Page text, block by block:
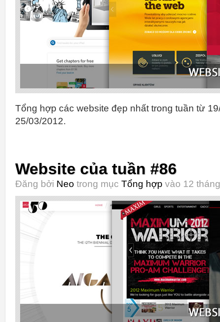
Tổng hợp các website đẹp nhất trong tuần từ
25/03/2012.
Website của tuần #86
Đăng bởi Neo trong mục Tổng hợp vào 12